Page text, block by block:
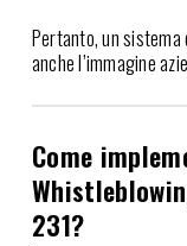
Pertanto, un
anche l’immagine
Come
231?